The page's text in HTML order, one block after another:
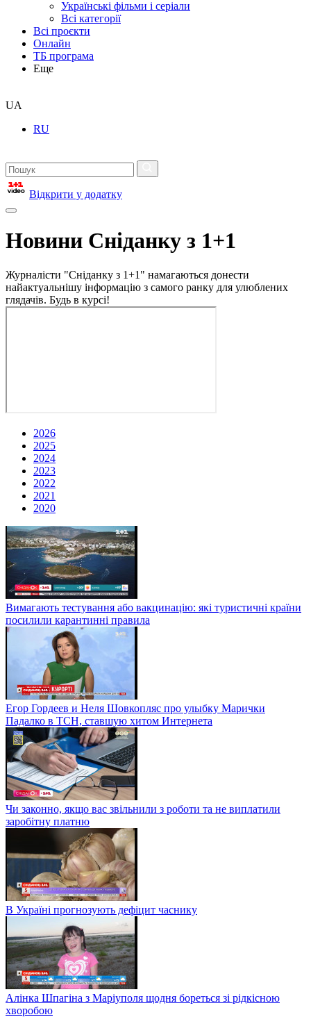
Українські фільми і серіали
Всі категорії
Всі проєкти
Онлайн
ТБ програма
Еще
UA
RU
Відкрити у додатку
Новини Сніданку з 1+1
Журналісти "Сніданку з 1+1" намагаються донести
найактуальнішу інформацію з самого ранку для улюблених
глядачів. Будь в курсі!
2026
2025
2024
2023
2022
2021
2020
Вимагають тестування або вакцинацію: які туристичні країни
посилили карантинні правила
Егор Гордеев и Неля Шовкопляс про улыбку Марички
Падалко в ТСН, ставшую хитом Интернета
Чи законно, якщо вас звільнили з роботи та не виплатили
заробітну платню
В Україні прогнозують дефіцит часнику
Алінка Шпагіна з Маріуполя щодня бореться зі рідкісною
хворобою